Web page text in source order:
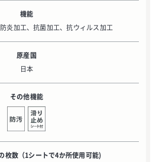
機能
炎加工、抗菌加工、抗ウィルス加工
原産国
日本
その他機能
枚数 （1シートで4か所使用可能)